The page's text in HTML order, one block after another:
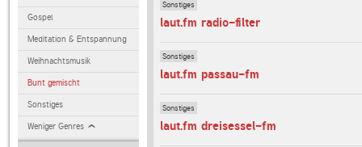
Gospel
Meditation & Entspannung
Weihnachtsmusik
Bunt gemischt
Sonstiges
Weniger Genres
Sonstiges
laut.fm radio-filter
Sonstiges
laut.fm passau-fm
Sonstiges
laut.fm dreisessel-fm